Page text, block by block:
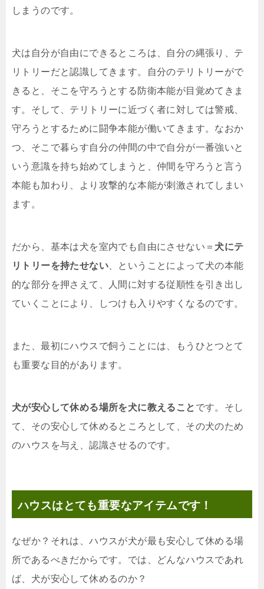
しまうのです。
犬は自分が自由にできるところは、自分の縄張り、テ
リトリーだと認識してきます。自分のテリトリーがで
きると、そこを守ろうとする防衛本能が目覚めてきま
す。そして、テリトリーに近づく者に対しては警戒、
守ろうとするために闘争本能が働いてきます。なおか
つ、そこで暮らす自分の仲間の中で自分が一番強いと
いう意識を持ち始めてしまうと、仲間を守ろうと言う
本能も加わり、より攻撃的な本能が刺激されてしまい
ます。
だから、基本は犬を室内でも自由にさせない＝ 犬にテ
リトリーを持たせない 、ということによって犬の本能
的な部分を押さえて、人間に対する従順性を引き出し
ていくことにより、しつけも入りやすくなるのです。
また、最初にハウスで飼うことには、もうひとつとて
も重要な目的があります。
犬が安心して休める場所を犬に教えること です。そし
て、その安心して休めるところとして、その犬のため
のハウスを与え、認識させるのです。
ハウスはとても重要なアイテムです！
なぜか？それは、ハウスが犬が最も安心して休める場
所であるべきだからです。では、どんなハウスであれ
ば、犬が安心して休めるのか？